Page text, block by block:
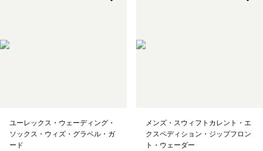
ユーレックス・ウェーディング・
ソックス・ウィズ・グラベル・ガ
ード
メンズ・スウィフトカレント・エ
クスペディション・ジップフロン
ト・ウェーダー